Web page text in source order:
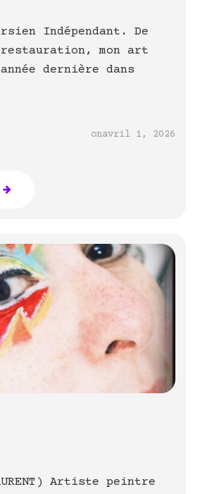
Indépendant. De
mon art
dernière dans
onavril 1, 2026
Artiste peintre